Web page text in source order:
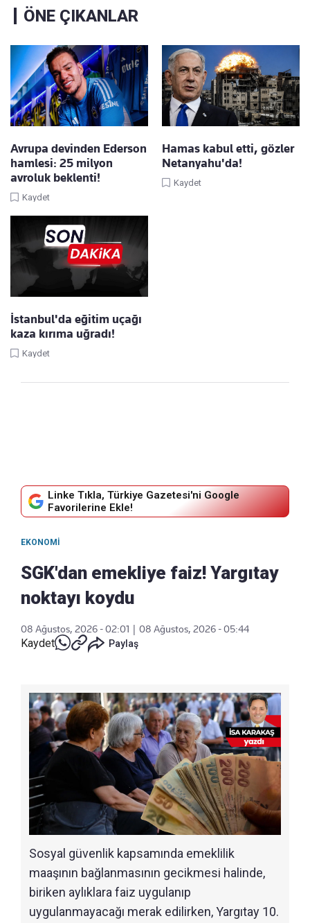
ÖNE ÇIKANLAR
Avrupa devinden Ederson
hamlesi: 25 milyon
avroluk beklenti!
Kaydet
Hamas kabul etti, gözler
Netanyahu'da!
Kaydet
İstanbul'da eğitim uçağı
kaza kırıma uğradı!
Kaydet
Linke Tıkla, Türkiye Gazetesi'ni Google
Favorilerine Ekle!
EKONOMI
SGK'dan emekliye faiz! Yargıtay
noktayı koydu
08 Ağustos, 2026 - 02:01 08 Ağustos, 2026 - 05:44
Kaydet Paylaş
Sosyal güvenlik kapsamında emeklilik
maaşının bağlanmasının gecikmesi halinde,
biriken aylıklara faiz uygulanıp
uygulanmayacağı merak edilirken, Yargıtay 10.